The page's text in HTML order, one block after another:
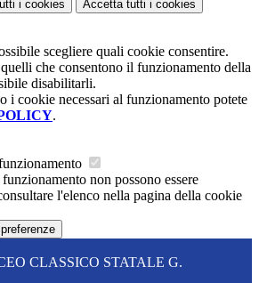
i cookies Accetta tutti i cookies
scegliere quali cookie consentire.
che consentono il funzionamento della
disabilitarli.
i cookie necessari al funzionamento potete
.
non possono essere
l'elenco nella pagina della cookie
CLASSICO STATALE G.